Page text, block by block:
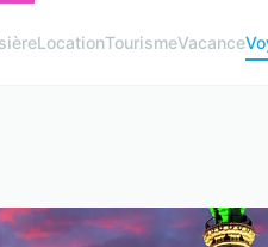
LocationTourismeVacance